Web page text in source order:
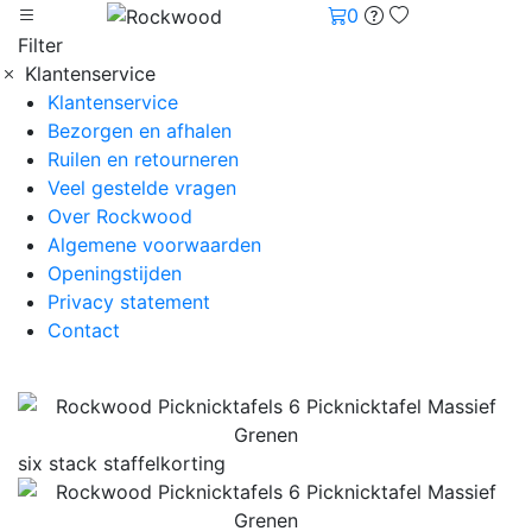
0
Filter
Klantenservice
Klantenservice
Bezorgen en afhalen
Ruilen en retourneren
Veel gestelde vragen
Over Rockwood
Algemene voorwaarden
Openingstijden
Privacy statement
Contact
six stack staffelkorting